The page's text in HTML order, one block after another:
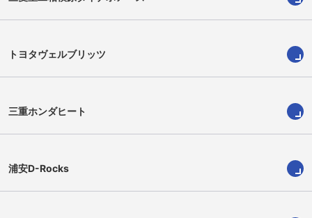
Izi Sword Keijiro Tamefusa
トヨタヴェルブリッツ
三重ホンダヒート
浦安D-Rocks